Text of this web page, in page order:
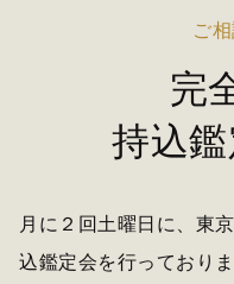
ご
完
持込
月に２回土曜日に、東
込鑑定会を行っておりま